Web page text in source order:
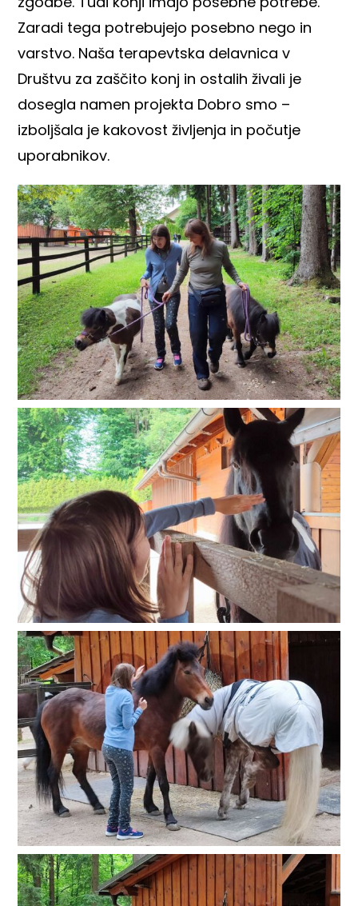
Zaradi tega potrebujejo posebno nego in
varstvo. Naša terapevtska delavnica v
Društvu za zaščito konj in ostalih živali je
dosegla namen projekta Dobro smo –
izboljšala je kakovost življenja in počutje
uporabnikov.